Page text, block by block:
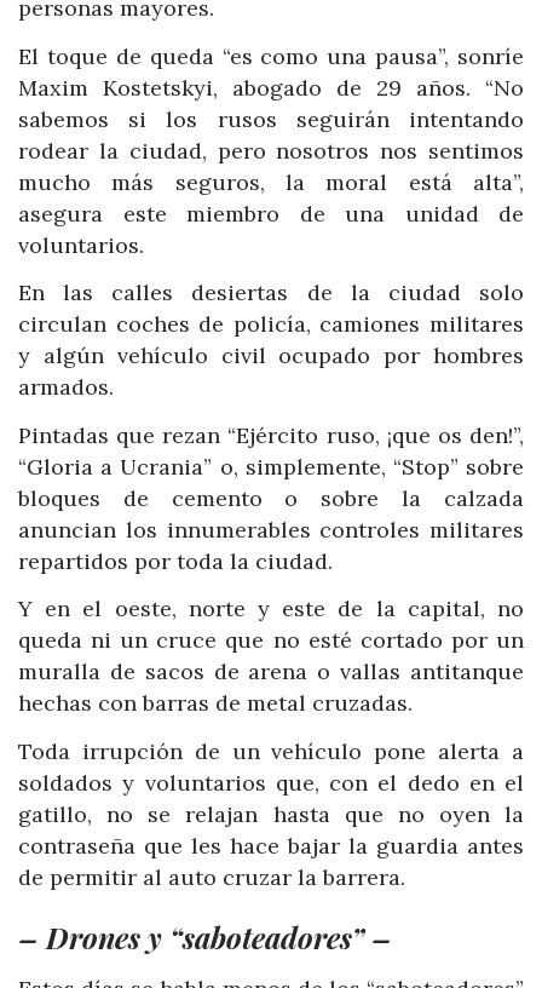
personas mayores.
El toque de queda “es como una pausa”, sonríe
Maxim Kostetskyi, abogado de 29 años. “No
sabemos si los rusos seguirán intentando
rodear la ciudad, pero nosotros nos sentimos
mucho más seguros, la moral está alta”,
asegura este miembro de una unidad de
voluntarios.
En las calles desiertas de la ciudad solo
circulan coches de policía, camiones militares
y algún vehículo civil ocupado por hombres
armados.
Pintadas que rezan “Ejército ruso, ¡que os den!”,
“Gloria a Ucrania” o, simplemente, “Stop” sobre
bloques de cemento o sobre la calzada
anuncian los innumerables controles militares
repartidos por toda la ciudad.
Y en el oeste, norte y este de la capital, no
queda ni un cruce que no esté cortado por un
muralla de sacos de arena o vallas antitanque
hechas con barras de metal cruzadas.
Toda irrupción de un vehículo pone alerta a
soldados y voluntarios que, con el dedo en el
gatillo, no se relajan hasta que no oyen la
contraseña que les hace bajar la guardia antes
de permitir al auto cruzar la barrera.
– Drones y “saboteadores” –